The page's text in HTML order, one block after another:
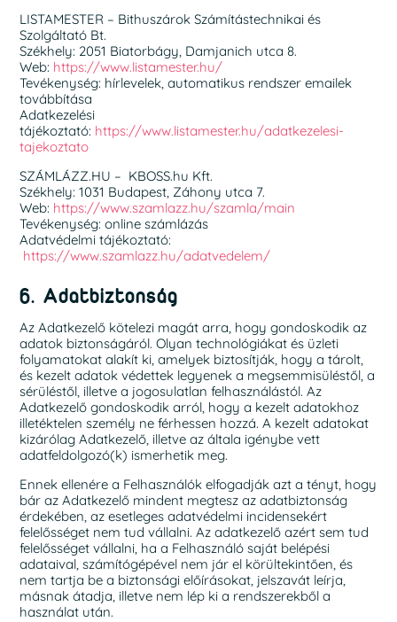
LISTAMESTER – Bithuszárok Számítástechnikai és
Szolgáltató Bt.
Székhely: 2051 Biatorbágy, Damjanich utca 8.
Web: https://www.listamester.hu/
Tevékenység: hírlevelek, automatikus rendszer emailek
továbbítása
Adatkezelési
tájékoztató: https://www.listamester.hu/adatkezelesi-
tajekoztato
SZÁMLÁZZ.HU – KBOSS.hu Kft.
Székhely: 1031 Budapest, Záhony utca 7.
Web: https://www.szamlazz.hu/szamla/main
Tevékenység: online számlázás
Adatvédelmi tájékoztató:
https://www.szamlazz.hu/adatvedelem/
6. Adatbiztonság
Az Adatkezelő kötelezi magát arra, hogy gondoskodik az
adatok biztonságáról. Olyan technológiákat és üzleti
folyamatokat alakít ki, amelyek biztosítják, hogy a tárolt,
és kezelt adatok védettek legyenek a megsemmisüléstől, a
sérüléstől, illetve a jogosulatlan felhasználástól. Az
Adatkezelő gondoskodik arról, hogy a kezelt adatokhoz
illetéktelen személy ne férhessen hozzá. A kezelt adatokat
kizárólag Adatkezelő, illetve az általa igénybe vett
adatfeldolgozó(k) ismerhetik meg.
Ennek ellenére a Felhasználók elfogadják azt a tényt, hogy
bár az Adatkezelő mindent megtesz az adatbiztonság
érdekében, az esetleges adatvédelmi incidensekért
felelősséget nem tud vállalni. Az adatkezelő azért sem tud
felelősséget vállalni, ha a Felhasználó saját belépési
adataival, számítógépével nem jár el körültekintően, és
nem tartja be a biztonsági előírásokat, jelszavát leírja,
másnak átadja, illetve nem lép ki a rendszerekből a
használat után.